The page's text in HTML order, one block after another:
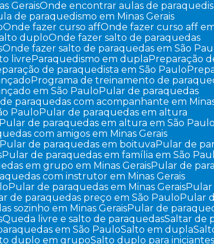
Gerais
Onde encontrar aulas de
de paraquedismo em Minas Gerais
Onde fazer curso aff
Onde fazer curso aff
duplo
Onde fazer salto de paraquedas
Onde fazer salto de paraquedas em São
livre Paraquedismo em dupla
Preparação
de paraquedista em São Paulo
Programa de treinamento de
em São Paulo
Pular de paraquedas
de paraquedas com acompanhante em
Paulo
Pular de paraquedas em altura
Pular de paraquedas em altura em São Paulo
com amigos em Minas Gerais
Pular de paraquedas em boituva
Pular de
Pular de paraquedas em família em São
em grupo em Minas Gerais
Pular de
com instrutor em Minas Gerais
Pular de paraquedas em Minas Gerais
de paraquedas preço em São Paulo
Pular
sozinho em Minas Gerais
Pular de
Queda livre e salto de paraquedas Saltar de
em São Paulo Salto em dupla
duplo em grupo Salto duplo para